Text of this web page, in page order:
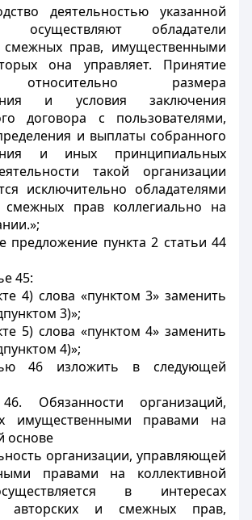
деятельностью указанной
осуществляют обладатели
смежных прав, имущественными
она управляет. Принятие
размера
и условия заключения
договора с пользователями,
и выплаты собранного
и иных принципиальных
такой организации
исключительно обладателями
смежных прав коллегиально на
предложение пункта 2 статьи 44
45:
4) слова «пунктом 3» заменить
3)»;
5) слова «пунктом 4» заменить
4)»;
46 изложить в следующей
Обязанности организаций,
имущественными правами на
основе
организации, управляющей
правами на коллективной
в интересах
авторских и смежных прав,